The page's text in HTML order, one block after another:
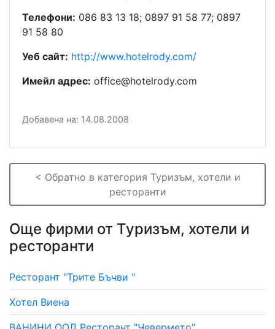
Телефони: 086 83 13 18; 0897 91 58 77; 0897
91 58 80
Уеб сайт: http://www.hotelrody.com/
Имейл адрес: office@hotelrody.com
Добавена на: 14.08.2008
< Обратно в категория Туризъм, хотели и
ресторанти
Още фирми от Туризъм, хотели и
ресторанти
Ресторант "Трите Бъчви "
Хотел Виена